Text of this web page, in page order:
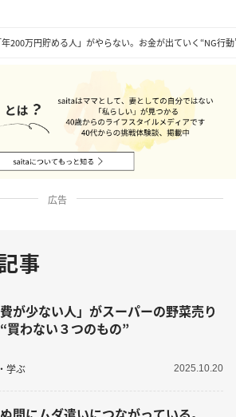
年200万円貯める人」がやらない。お金が出ていく“NG行
広告
事
費が少ない人」がスーパーの野菜売り
買わない３つのもの”
学ぶ 2025.10.20